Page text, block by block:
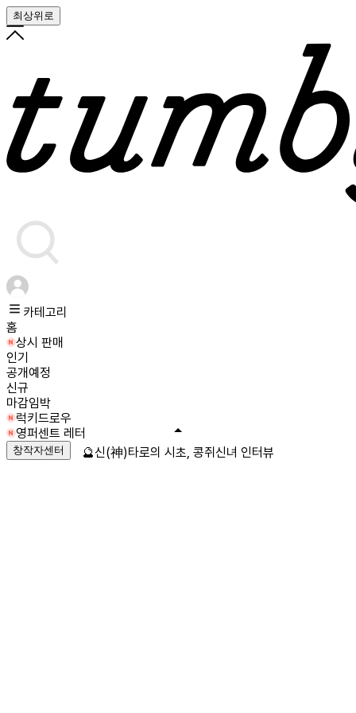
최상위로
카테고리
홈
상시 판매
인기
공개예정
신규
마감임박
럭키드로우
영퍼센트 레터
창작자센터 🔮신(神)타로의 시초, 콩쥐신녀 인터뷰